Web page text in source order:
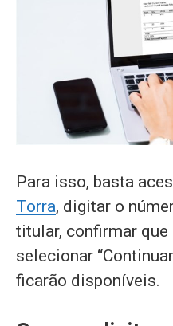
Para isso, basta
Torra, digitar o
titular, confirmar que
selecionar
ficarão disponíveis.